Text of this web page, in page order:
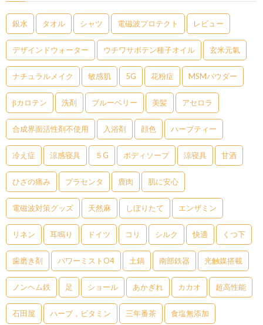
銀水 タオル シャツ 電磁波プロテクト レビュー
デザインドウォーター ウチワサボテン種子オイル 玄米元氣
ナチュラルメイク 敏感肌 5G 花粉症 MSMパウダー
βカロテン 洗剤 ブルーベリー 美髪 アセロラ
合成界面活性剤不使用 入浴剤 顔色 ハーブティー
冷え症 涼感寝具 ５G ボディソープ 涼寝具 甘酒
ひざの痛み プラセンタ 鹿肉 肌に安心
電磁波対策グッズ 天然麻 しぼりたて エンザミン
リネン 耳鳴り ドイツ コリ シルク 快適 くつ下
歯磨き剤 パワーミストO4 土鍋 南部鉄器 光触媒搭載
ノンヘム鉄 足 ショール あかぎれ カカオ 超高性能
石田屋 ハーブ，ビタミン 三年番茶 食塩無添加